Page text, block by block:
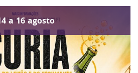
a 16 agosto